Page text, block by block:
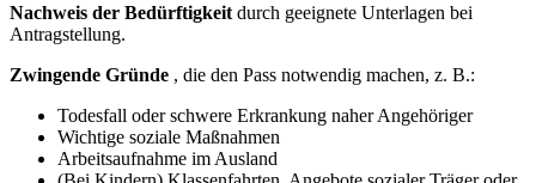
Nachweis der Bedürftigkeit durch geeignete Unterlagen bei
Antragstellung.
Zwingende Gründe , die den Pass notwendig machen, z. B.:
Todesfall oder schwere Erkrankung naher Angehöriger
Wichtige soziale Maßnahmen
Arbeitsaufnahme im Ausland